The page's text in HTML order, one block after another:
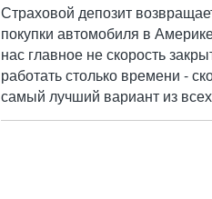
Страховой депозит
покупки автомобиля в
нас главное не скорость
работать столько времени -
самый лучший вариант из